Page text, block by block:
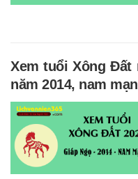
Xem tuổi Xông Đất
năm 2014, nam